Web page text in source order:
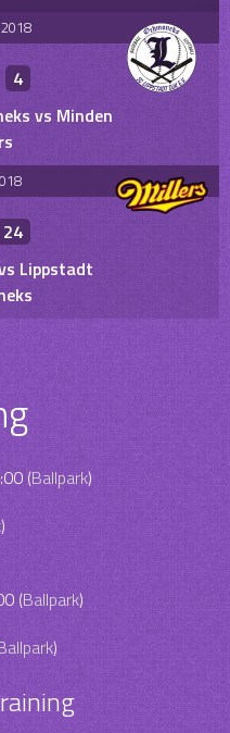
4
vs Minden
24
Lippstadt
(Ballpark)
)
(Ballpark)
)